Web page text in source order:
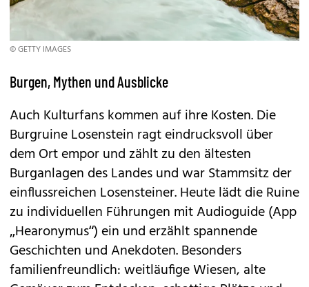
© GETTY IMAGES
Burgen, Mythen und Ausblicke
Auch Kulturfans kommen auf ihre Kosten. Die
Burgruine Losenstein ragt eindrucksvoll über
dem Ort empor und zählt zu den ältesten
Burganlagen des Landes und war Stammsitz der
einflussreichen Losensteiner. Heute lädt die Ruine
zu individuellen Führungen mit Audioguide (App
„Hearonymus“) ein und erzählt spannende
Geschichten und Anekdoten. Besonders
familienfreundlich: weitläufige Wiesen, alte